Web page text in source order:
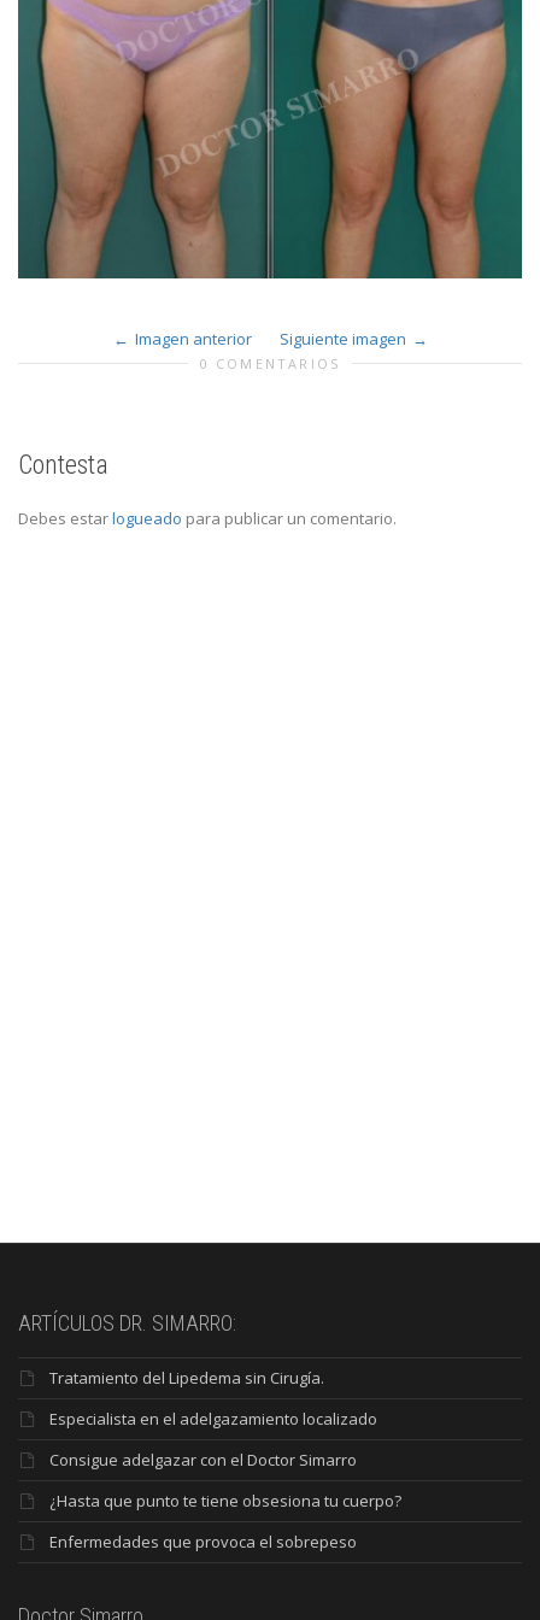
Imagen anterior Siguiente imagen
0 COMENTARIOS
Contesta
Debes estarlogueado para publicar un comentario.
ARTÍCULOS DR. SIMARRO:
Tratamiento del Lipedema sin Cirugía.
Especialista en el adelgazamiento localizado
Consigue adelgazar con el Doctor Simarro
¿Hasta que punto te tiene obsesiona tu cuerpo?
Enfermedades que provoca el sobrepeso